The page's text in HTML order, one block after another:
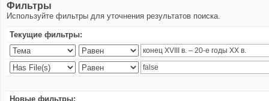
Фильтры
Используйте фильтры для уточнения результатов поиска.
Текущие фильтры:
Новые фильтры: